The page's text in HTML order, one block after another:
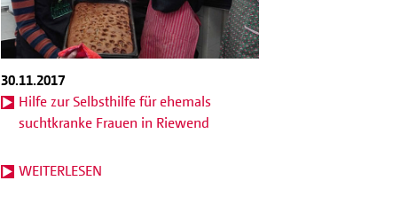
30.11.2017
Hilfe zur Selbsthilfe für ehemals
suchtkranke Frauen in Riewend
WEITERLESEN